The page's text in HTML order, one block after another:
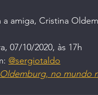
a amiga, Cristina
07/10/2020, às 17h
@sergiotaldo
no mundo